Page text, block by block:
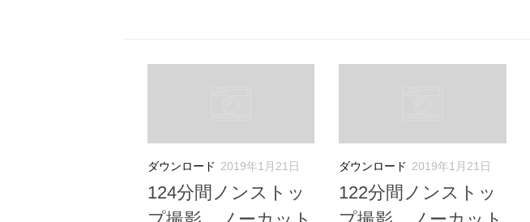
ダウンロード 2019年1月21日
124分間ノンストッ
ダウンロード 2019年1月21日
122分間ノンストッ